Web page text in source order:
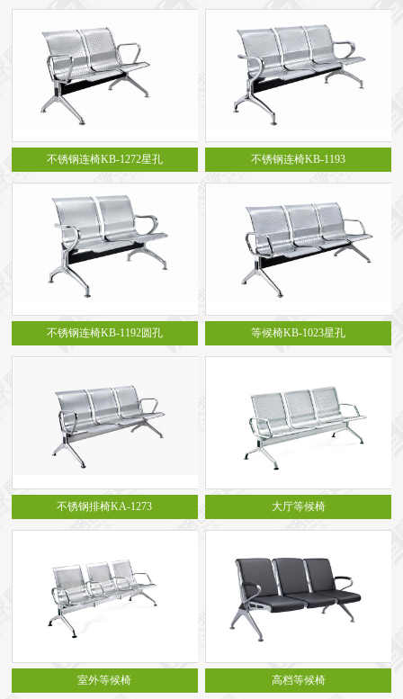
不锈钢连椅KB-1272星孔 不锈钢连椅KB-1193
不锈钢连椅KB-1192圆孔 等候椅KB-1023星孔
不锈钢排椅KA-1273 大厅等候椅
室外等候椅 高档等候椅